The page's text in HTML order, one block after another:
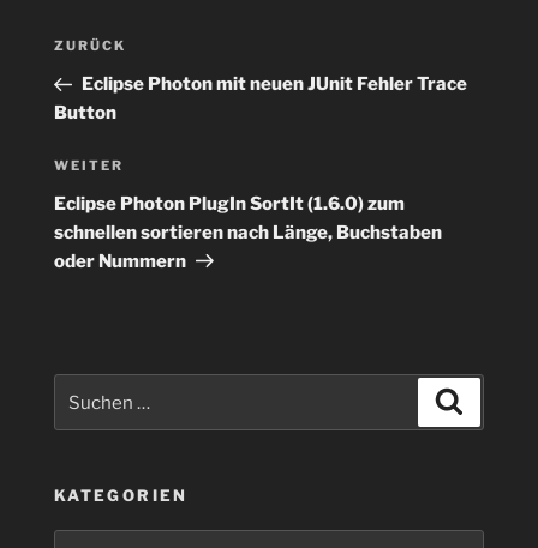
Beitragsnavigation
Vorheriger
Beitrag
ZURÜCK
Eclipse Photon mit neuen JUnit Fehler Trace
Button
Nächster
Beitrag
WEITER
Eclipse Photon PlugIn SortIt (1.6.0) zum
schnellen sortieren nach Länge, Buchstaben
oder Nummern
KATEGORIEN